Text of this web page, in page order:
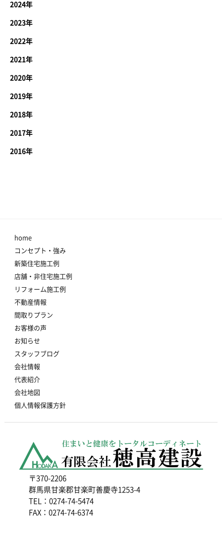
2024年
2023年
2022年
2021年
2020年
2019年
2018年
2017年
2016年
home
コンセプト・強み
新築住宅施工例
店舗・非住宅施工例
リフォーム施工例
不動産情報
間取りプラン
お客様の声
お知らせ
スタッフブログ
会社情報
代表紹介
会社地図
個人情報保護方針
〒370-2206
群馬県甘楽郡甘楽町善慶寺1253-4
TEL：0274-74-5474
FAX：0274-74-6374